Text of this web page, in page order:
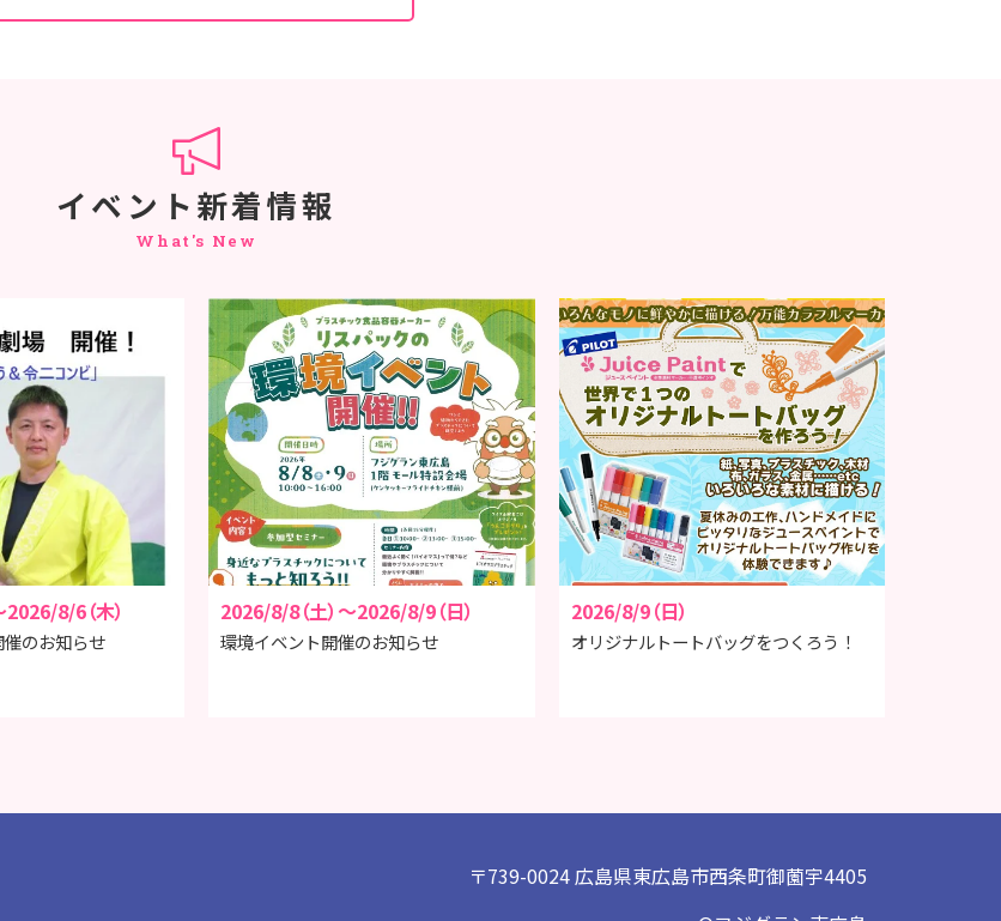
イベント新着情報
What's New
2026/8/6（木）
のお知らせ
2026/8/8（土）～2026/8/9（日）
環境イベント開催のお知らせ
2026/8/9（日）
オリジナルトートバッグをつくろう！
〒739-0024 広島県東広島市西条町御薗宇4405